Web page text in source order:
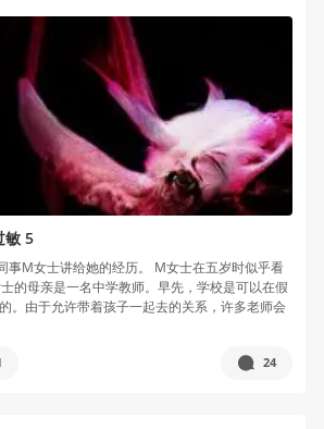
敏 5
事M女士讲给她的经历。 M女士在五岁时似乎看
的母亲是一名中学教师。早先，学校是可以在假
。由于允许带着孩子一起去的关系，许多老师会
24